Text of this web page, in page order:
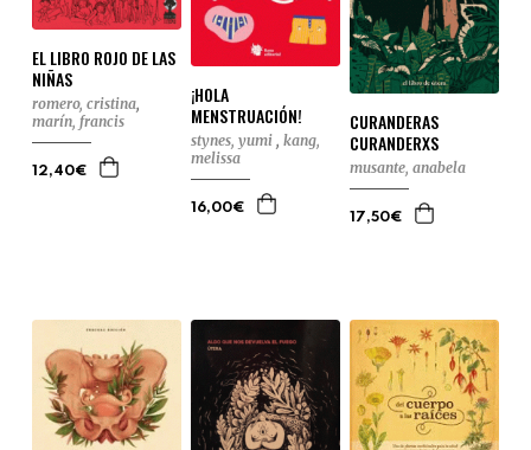
EL LIBRO ROJO DE LAS
NIÑAS
romero, cristina,
marín, francis
12,40€
¡HOLA
MENSTRUACIÓN!
stynes, yumi , kang,
melissa
16,00€
CURANDERAS
CURANDERXS
musante, anabela
17,50€